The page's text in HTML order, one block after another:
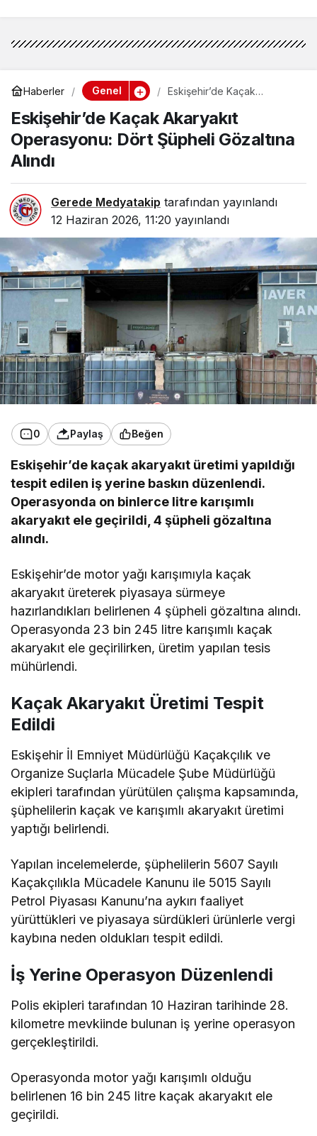
Haberler Genel
Eskişehir’de Kaçak
Şüpheli Gözaltına Alındı
Eskişehir’de Kaçak Akaryakıt
Operasyonu: Dört Şüpheli Gözaltına
Alındı
Gerede Medyatakip tarafından yayınlandı
12 Haziran 2026, 11:20 yayınlandı
0 Paylaş Beğen
Eskişehir’de kaçak akaryakıt üretimi yapıldığı
tespit edilen iş yerine baskın düzenlendi.
Operasyonda on binlerce litre karışımlı
akaryakıt ele geçirildi, 4 şüpheli gözaltına
alındı.
Eskişehir’de motor yağı karışımıyla kaçak
akaryakıt üreterek piyasaya sürmeye
hazırlandıkları belirlenen 4 şüpheli gözaltına alındı.
Operasyonda 23 bin 245 litre karışımlı kaçak
akaryakıt ele geçirilirken, üretim yapılan tesis
mühürlendi.
Kaçak Akaryakıt Üretimi Tespit
Edildi
Eskişehir İl Emniyet Müdürlüğü Kaçakçılık ve
Organize Suçlarla Mücadele Şube Müdürlüğü
ekipleri tarafından yürütülen çalışma kapsamında,
şüphelilerin kaçak ve karışımlı akaryakıt üretimi
yaptığı belirlendi.
Yapılan incelemelerde, şüphelilerin 5607 Sayılı
Kaçakçılıkla Mücadele Kanunu ile 5015 Sayılı
Petrol Piyasası Kanunu’na aykırı faaliyet
yürüttükleri ve piyasaya sürdükleri ürünlerle vergi
kaybına neden oldukları tespit edildi.
İş Yerine Operasyon Düzenlendi
Polis ekipleri tarafından 10 Haziran tarihinde 28.
kilometre mevkiinde bulunan iş yerine operasyon
gerçekleştirildi.
Operasyonda motor yağı karışımlı olduğu
belirlenen 16 bin 245 litre kaçak akaryakıt ele
geçirildi.